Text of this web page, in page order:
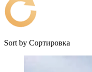
Sort by Сортировка